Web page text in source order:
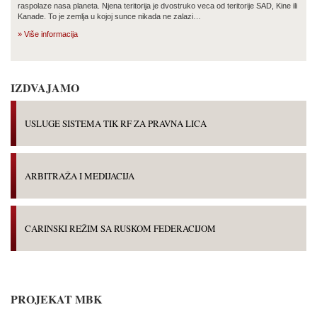
raspolaze nasa planeta. Njena teritorija je dvostruko veca od teritorije SAD, Kine ili
Kanade. To je zemlja u kojoj sunce nikada ne zalazi…
» Više informacija
IZDVAJAMO
USLUGE SISTEMA TIK RF ZA PRAVNA LICA
ARBITRAŽA I MEDIJACIJA
CARINSKI REŽIM SA RUSKOM FEDERACIJOM
PROJEKAT MBK